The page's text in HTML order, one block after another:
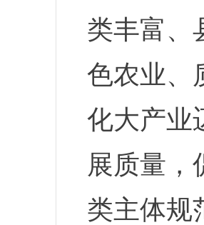
类丰富、
色农业、
化大产业
展质量，
类主体规